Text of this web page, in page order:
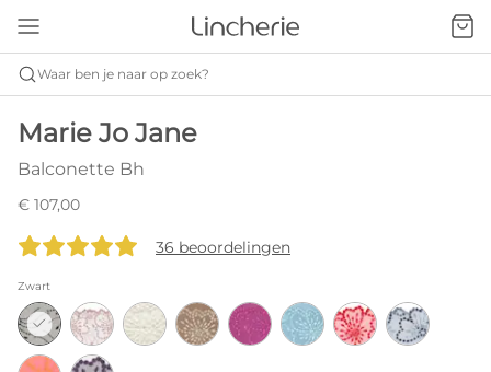
Waar ben je naar op zoek?
Marie Jo Jane
Balconette Bh
€ 107,00
36 beoordelingen
Zwart